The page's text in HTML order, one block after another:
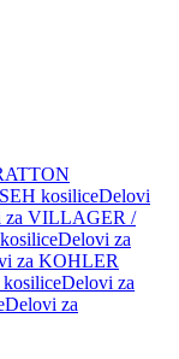
kosiliceDelovi
za VILLAGER /
Delovi za
za KOHLER
Delovi za
Delovi za